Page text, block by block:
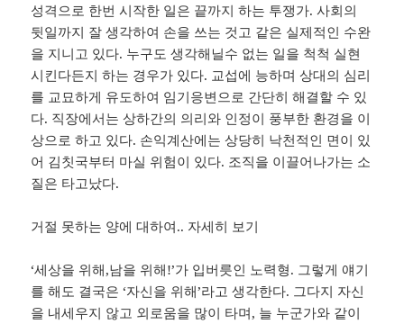
성격으로 한번 시작한 일은 끝까지 하는 투쟁가. 사회의
뒷일까지 잘 생각하여 손을 쓰는 것고 같은 실제적인 수완
을 지니고 있다. 누구도 생각해닐수 없는 일을 척척 실현
시킨다든지 하는 경우가 있다. 교섭에 능하며 상대의 심리
를 교묘하게 유도하여 임기응변으로 간단히 해결할 수 있
다. 직장에서는 상하간의 의리와 인정이 풍부한 환경을 이
상으로 하고 있다. 손익계산에는 상당히 낙천적인 면이 있
어 김칫국부터 마실 위험이 있다. 조직을 이끌어나가는 소
질은 타고났다.
거절 못하는 양에 대하여.. 자세히 보기
‘세상을 위해,남을 위해!’가 입버릇인 노력형. 그렇게 얘기
를 해도 결국은 ‘자신을 위해’라고 생각한다. 그다지 자신
을 내세우지 않고 외로움을 많이 타며, 늘 누군가와 같이